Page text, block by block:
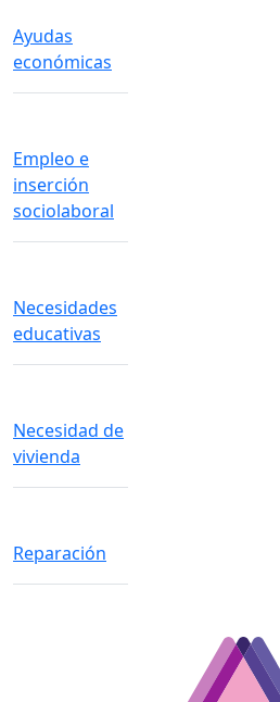
Ayudas
económicas
Empleo e
inserción
sociolaboral
Necesidades
educativas
Necesidad de
vivienda
Reparación